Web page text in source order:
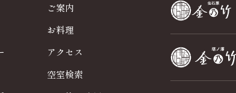
ご案内
お料理
アクセス
空室検索